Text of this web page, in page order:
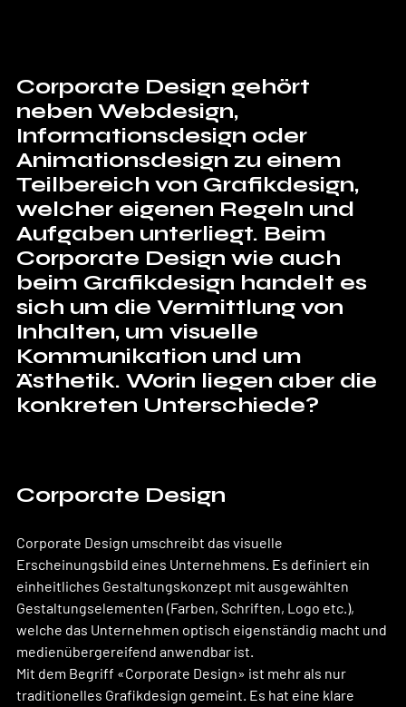
Corporate Design gehört
neben Webdesign,
Informationsdesign oder
Animationsdesign zu einem
Teilbereich von Grafikdesign,
welcher eigenen Regeln und
Aufgaben unterliegt. Beim
Corporate Design wie auch
beim Grafikdesign handelt es
sich um die Vermittlung von
Inhalten, um visuelle
Kommunikation und um
Ästhetik. Worin liegen aber die
konkreten Unterschiede?
Corporate Design
Corporate Design umschreibt das visuelle
Erscheinungsbild eines Unternehmens. Es definiert ein
einheitliches Gestaltungskonzept mit ausgewählten
Gestaltungselementen (Farben, Schriften, Logo etc.),
welche das Unternehmen optisch eigenständig macht und
medienübergereifend anwendbar ist.
Mit dem Begriff «Corporate Design» ist mehr als nur
traditionelles Grafikdesign gemeint. Es hat eine klare